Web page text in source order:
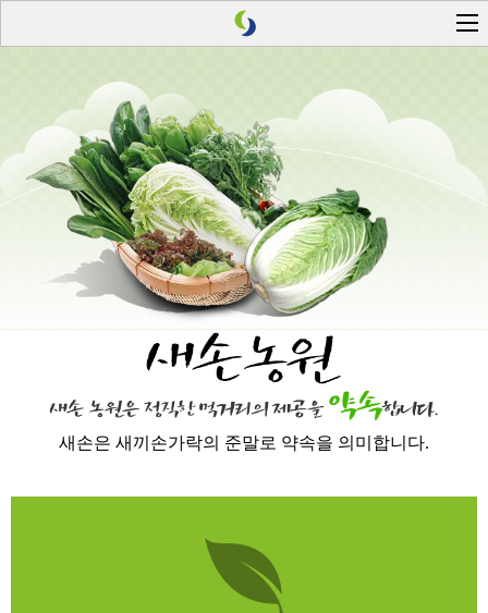
새손은 새끼손가락의 준말로 약속을 의미합니다.